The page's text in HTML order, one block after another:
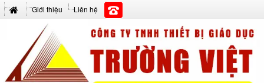
Giới thiệu Liên hệ